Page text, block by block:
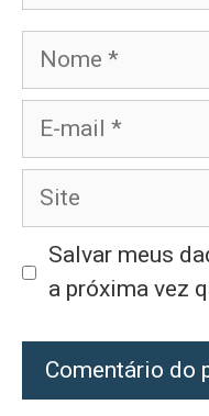
Nome
Site
Salvar meus
a próxima vez